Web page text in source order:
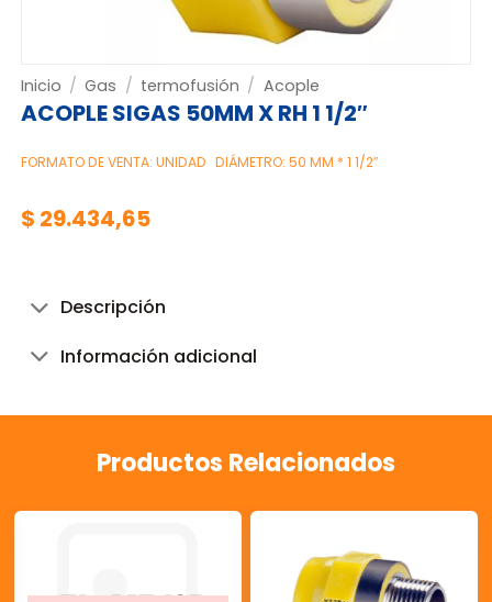
Inicio / Gas / termofusión / Acople
ACOPLE SIGAS 50MM X RH 1 1/2″
FORMATO DE VENTA: UNIDAD DIÁMETRO: 50 MM * 1 1/2″
$ 29.434,65
Descripción
Información adicional
Productos Relacionados